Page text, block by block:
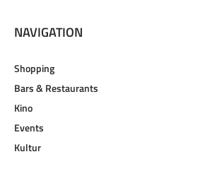
NAVIGATION
Shopping
Bars & Restaurants
Kino
Events
Kultur